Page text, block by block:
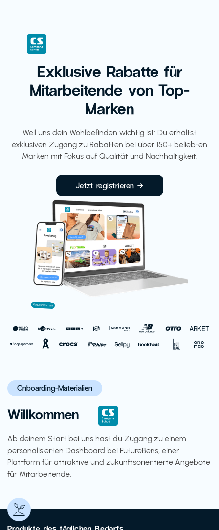
Exklusive Rabatte für
Mitarbeitende von Top-
Marken
Weil uns dein Wohlbefinden wichtig ist: Du erhältst
exklusiven Zugang zu Rabatten bei über 150+ beliebten
Marken mit Fokus auf Qualität und Nachhaltigkeit.
Jetzt registrieren →
Onboarding-Materialien
Willkommen
Ab deinem Start bei uns hast du Zugang zu einem
personalisierten Dashboard bei FutureBens, einer
Plattform für attraktive und zukunftsorientierte Angebote
für Mitarbeitende.
Produkte des täglichen Bedarfs